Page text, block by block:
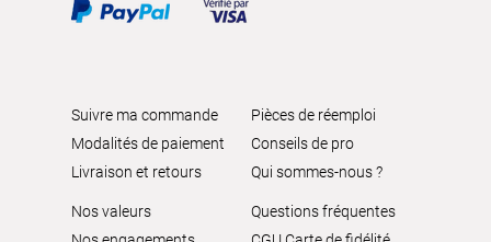
Suivre ma commande
Modalités de paiement
Livraison et retours
Pièces de réemploi
Conseils de pro
Qui sommes-nous ?
Nos valeurs
Questions fréquentes